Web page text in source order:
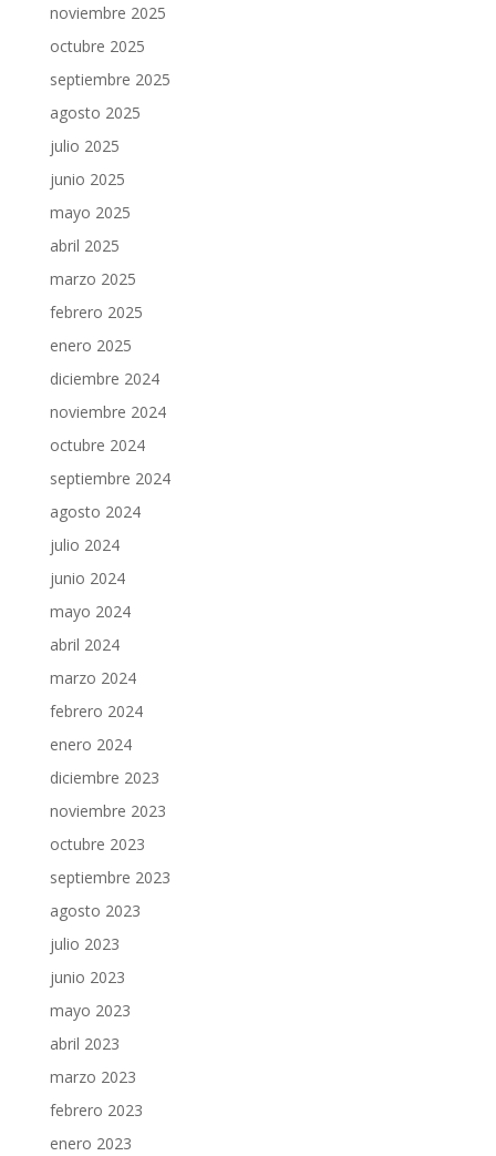
noviembre 2025
octubre 2025
septiembre 2025
agosto 2025
julio 2025
junio 2025
mayo 2025
abril 2025
marzo 2025
febrero 2025
enero 2025
diciembre 2024
noviembre 2024
octubre 2024
septiembre 2024
agosto 2024
julio 2024
junio 2024
mayo 2024
abril 2024
marzo 2024
febrero 2024
enero 2024
diciembre 2023
noviembre 2023
octubre 2023
septiembre 2023
agosto 2023
julio 2023
junio 2023
mayo 2023
abril 2023
marzo 2023
febrero 2023
enero 2023